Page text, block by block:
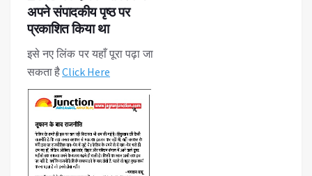
अपने संपादकीय पृष्ठ पर
प्रकाशित किया था
इसे नए लिंक पर यहाँ पूरा पढ़ा जा
सकता हैClick Here